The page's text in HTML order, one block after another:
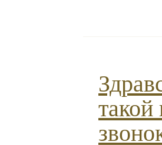
такой